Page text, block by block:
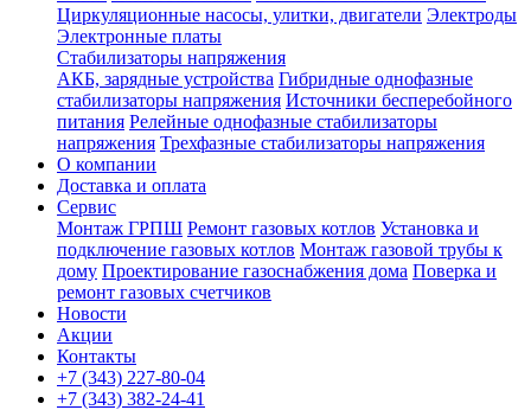
Циркуляционные насосы, улитки, двигатели Электроды
Электронные платы
Стабилизаторы напряжения
АКБ, зарядные устройства Гибридные однофазные
стабилизаторы напряжения Источники бесперебойного
питания Релейные однофазные стабилизаторы
напряжения Трехфазные стабилизаторы напряжения
О компании
Доставка и оплата
Сервис
Монтаж ГРПШ Ремонт газовых котлов Установка и
подключение газовых котлов Монтаж газовой трубы к
дому Проектирование газоснабжения дома Поверка и
ремонт газовых счетчиков
Новости
Акции
Контакты
+7 (343) 227-80-04
+7 (343) 382-24-41